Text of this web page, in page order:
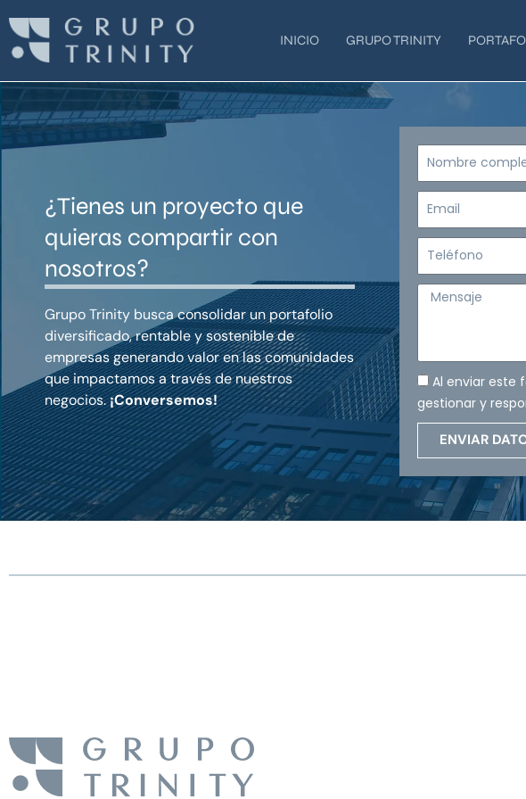
contenido
INICIO GRUPO TRINITY
¿Tienes un proyecto que
quieras compartir con
nosotros?
Grupo Trinity busca consolidar un portafolio
diversificado, rentable y sostenible de
empresas generando valor en las comunidades
que impactamos a través de nuestros
negocios.¡Conversemos!
Nombre
Email
Teléfono
Mensaje
Al enviar este
gestionar y
ENVIAR